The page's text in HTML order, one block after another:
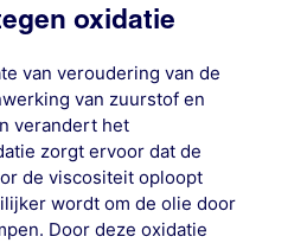
oxidatie
van veroudering van de
van zuurstof en
verandert het
zorgt ervoor dat de
de viscositeit oploopt
wordt om de olie door
Door deze oxidatie